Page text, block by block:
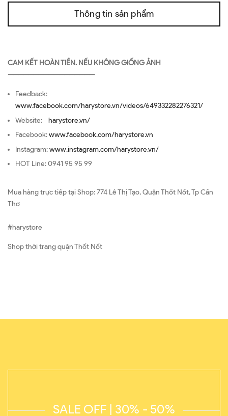
Thông tin sản phẩm
CAM KẾT HOÀN TIỀN. NẾU KHÔNG GIỐNG ẢNH
—————————————————
Feedback:
www.facebook.com/harystore.vn/videos/649332282276321/
Website: harystore.vn/
Facebook:www.facebook.com/harystore.vn
Instagram:www.instagram.com/harystore.vn/
HOT Line: 0941 95 95 99
Mua hàng trực tiếp tại Shop: 774 Lê Thị Tạo, Quận Thốt Nốt, Tp Cần
Thơ
#harystore
Shop thời trang quận Thốt Nốt
SALE OFF | 30% - 50%